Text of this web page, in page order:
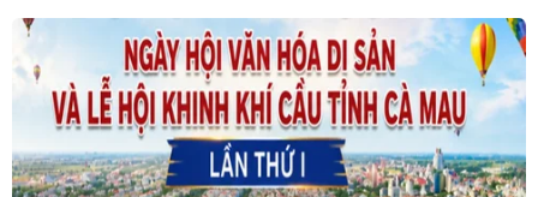
CƠ QUAN CHỦ QUẢN: THÔNG TẤN XÃ VIỆT NAM
Tổng Biên tập: TRẦN TIẾN DUẨN
Phó Tổng Biên tập: NGUYỄN THỊ TÁM, KHÚC THANH